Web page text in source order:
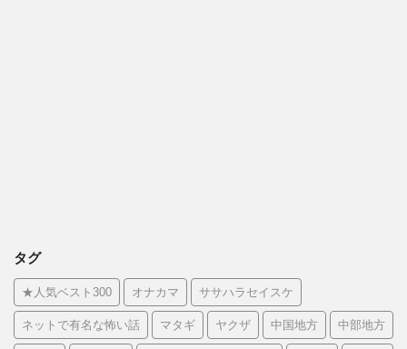
タグ
★人気ベスト300 オナカマ ササハラセイスケ
ネットで有名な怖い話 マタギ ヤクザ 中国地方 中部地方